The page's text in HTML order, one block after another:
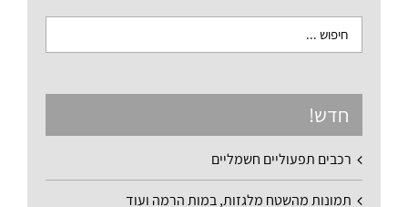
חדש!
רכבים תפעוליים חשמליים
תמונות מהשטח מלגזות, במות הרמה ועוד